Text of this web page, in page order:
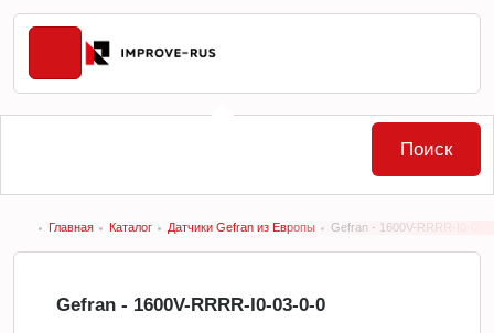
Главная Каталог Датчики Gefran из Европы Gefran - 1600V-RRRR-I0-03-
Gefran - 1600V-RRRR-I0-03-0-0
Поиск